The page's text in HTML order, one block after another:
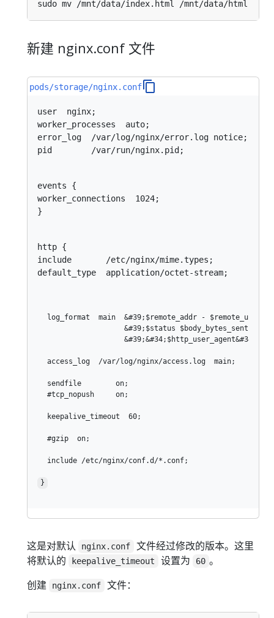
新建 nginx.conf 文件
pods/storage/nginx.conf
user  nginx;
error_log  /var/log/nginx/error.log notice;
pid        /var/run/nginx.pid;
events {
worker_connections  1024;
}
http {
include       /etc/nginx/mime.types;
default_type  application/octet-stream;
log_format  main  &#39;$remote_addr - $remote_user
&#39;$status $body_bytes_sent
&#39;&#34;$http_user_agent&#34;
access_log  /var/log/nginx/access.log  main;
sendfile        on;
#tcp_nopush     on;
keepalive_timeout  60;
#gzip  on;
}
这是对默认 nginx.conf
文件经过修改的版本。这里
将默认的
keepalive_timeout 设置为 60 。
创建
nginx.conf 文件：